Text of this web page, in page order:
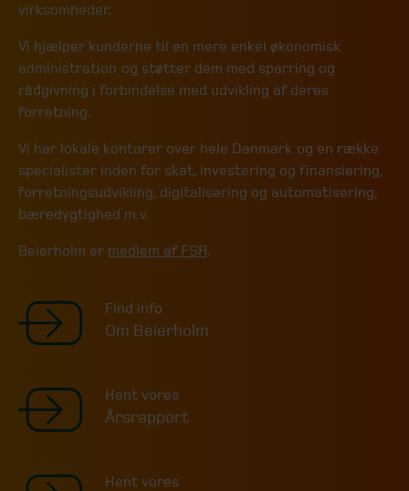
virksomheder.
Vi hjælper kunderne til en mere enkel økonomisk
administration og støtter dem med sparring og
rådgivning i forbindelse med udvikling af deres
forretning.
Vi har lokale kontorer over hele Danmark og en række
specialister inden for skat, investering og finansiering,
forretningsudvikling, digitalisering og automatisering,
bæredygtighed m.v.
Beierholm er medlem af FSR.
Find info
Om Beierholm
Hent vores
Årsrapport
Hent vores